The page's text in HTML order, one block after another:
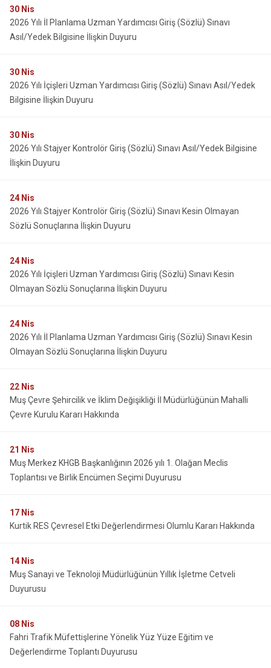
30 Nis
2026 Yılı İl Planlama Uzman Yardımcısı Giriş (Sözlü) Sınavı
Asıl/Yedek Bilgisine İlişkin Duyuru
30 Nis
2026 Yılı İçişleri Uzman Yardımcısı Giriş (Sözlü) Sınavı Asıl/Yedek
Bilgisine İlişkin Duyuru
30 Nis
2026 Yılı Stajyer Kontrolör Giriş (Sözlü) Sınavı Asıl/Yedek Bilgisine
İlişkin Duyuru
24 Nis
2026 Yılı Stajyer Kontrolör Giriş (Sözlü) Sınavı Kesin Olmayan
Sözlü Sonuçlarına İlişkin Duyuru
24 Nis
2026 Yılı İçişleri Uzman Yardımcısı Giriş (Sözlü) Sınavı Kesin
Olmayan Sözlü Sonuçlarına İlişkin Duyuru
24 Nis
2026 Yılı İl Planlama Uzman Yardımcısı Giriş (Sözlü) Sınavı Kesin
Olmayan Sözlü Sonuçlarına İlişkin Duyuru
22 Nis
Muş Çevre Şehircilik ve İklim Değişikliği İl Müdürlüğünün Mahalli
Çevre Kurulu Kararı Hakkında
21 Nis
Muş Merkez KHGB Başkanlığının 2026 yılı 1. Olağan Meclis
Toplantısı ve Birlik Encümen Seçimi Duyurusu
17 Nis
Kurtik RES Çevresel Etki Değerlendirmesi Olumlu Kararı Hakkında
14 Nis
Muş Sanayi ve Teknoloji Müdürlüğünün Yıllık İşletme Cetveli
Duyurusu
08 Nis
Fahri Trafik Müfettişlerine Yönelik Yüz Yüze Eğitim ve
Değerlendirme Toplantı Duyurusu